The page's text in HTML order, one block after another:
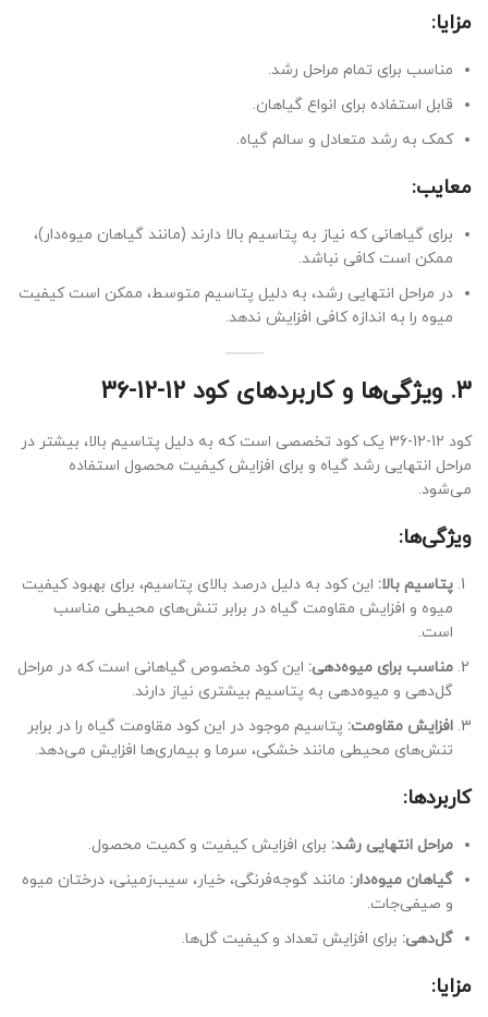
مزایا:
مناسب برای تمام مراحل رشد.
قابل استفاده برای انواع گیاهان.
کمک به رشد متعادل و سالم گیاه.
معایب:
برای گیاهانی که نیاز به پتاسیم بالا دارند (مانند گیاهان میوه‌دار)،
ممکن است کافی نباشد.
در مراحل انتهایی رشد، به دلیل پتاسیم متوسط، ممکن است کیفیت
میوه را به اندازه کافی افزایش ندهد.
3. ویژگی‌ها و کاربردهای کود 12-12-36
کود 12-12-36 یک کود تخصصی است که به دلیل پتاسیم بالا، بیشتر در
مراحل انتهایی رشد گیاه و برای افزایش کیفیت محصول استفاده
می‌شود.
ویژگی‌ها:
پتاسیم بالا: این کود به دلیل درصد بالای پتاسیم، برای بهبود کیفیت
میوه و افزایش مقاومت گیاه در برابر تنش‌های محیطی مناسب
است.
مناسب برای میوه‌دهی: این کود مخصوص گیاهانی است که در مراحل
گل‌دهی و میوه‌دهی به پتاسیم بیشتری نیاز دارند.
افزایش مقاومت: پتاسیم موجود در این کود مقاومت گیاه را در برابر
تنش‌های محیطی مانند خشکی، سرما و بیماری‌ها افزایش می‌دهد.
کاربردها:
مراحل انتهایی رشد: برای افزایش کیفیت و کمیت محصول.
گیاهان میوه‌دار: مانند گوجه‌فرنگی، خیار، سیب‌زمینی، درختان میوه
و صیفی‌جات.
گل‌دهی: برای افزایش تعداد و کیفیت گل‌ها.
مزایا: